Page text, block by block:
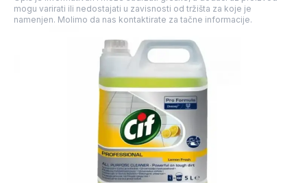
mogu varirati ili nedostajati u zavisnosti od tržišta za koje je
namenjen. Molimo da nas kontaktirate za tačne informacije.